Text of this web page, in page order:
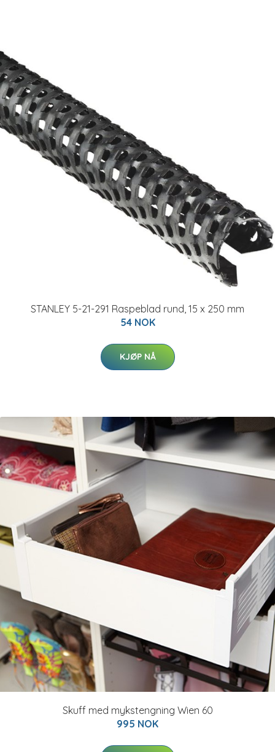
STANLEY 5-21-291 Raspeblad rund, 15 x 250 mm
54 NOK
KJØP NÅ
Skuff med mykstengning Wien 60
995 NOK